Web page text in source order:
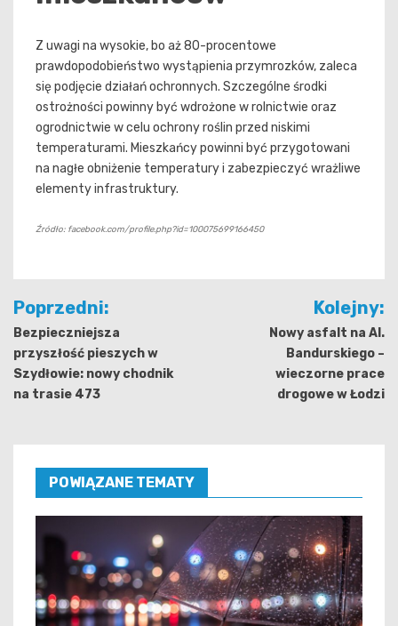
Z uwagi na wysokie, bo aż 80-procentowe
prawdopodobieństwo wystąpienia przymrozków, zaleca
się podjęcie działań ochronnych. Szczególne środki
ostrożności powinny być wdrożone w rolnictwie oraz
ogrodnictwie w celu ochrony roślin przed niskimi
temperaturami. Mieszkańcy powinni być przygotowani
na nagłe obniżenie temperatury i zabezpieczyć wrażliwe
elementy infrastruktury.
Źródło: facebook.com/profile.php?id=100075699166450
Nawigacja
wpisu
Poprzedni:
Bezpieczniejsza
przyszłość pieszych w
Szydłowie: nowy chodnik
na trasie 473
Kolejny:
Nowy asfalt na Al.
Bandurskiego –
wieczorne prace
drogowe w Łodzi
POWIĄZANE TEMATY